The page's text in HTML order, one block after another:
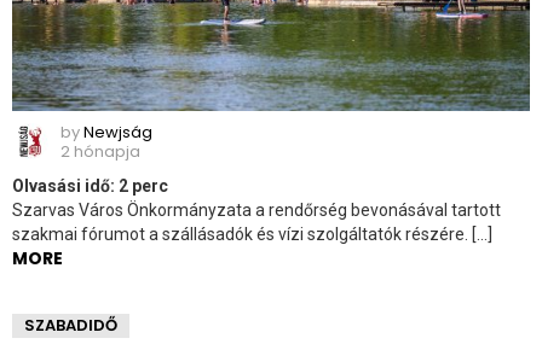
byNewjság
2 hónapja
Olvasási idő: 2 perc
Szarvas Város Önkormányzata a rendőrség bevonásával tartott
szakmai fórumot a szállásadók és vízi szolgáltatók részére. […]
MORE
SZABADIDŐ